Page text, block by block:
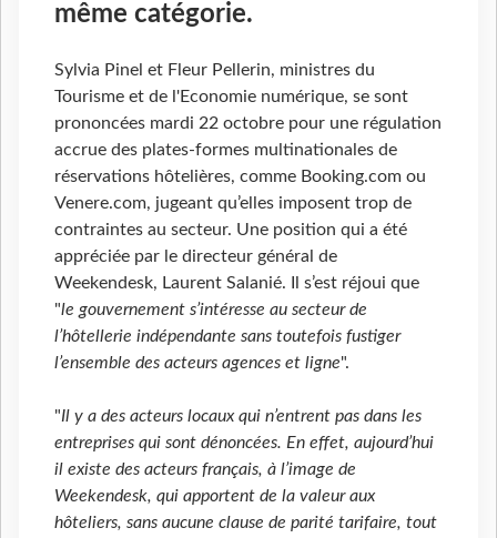
même catégorie.
Sylvia Pinel et Fleur Pellerin, ministres du
Tourisme et de l'Economie numérique, se sont
prononcées mardi 22 octobre pour une régulation
accrue des plates-formes multinationales de
réservations hôtelières, comme Booking.com ou
Venere.com, jugeant qu’elles imposent trop de
contraintes au secteur. Une position qui a été
appréciée par le directeur général de
Weekendesk, Laurent Salanié. Il s’est réjoui que
"le gouvernement s’intéresse au secteur de
l’hôtellerie indépendante sans toutefois fustiger
l’ensemble des acteurs agences et ligne".
"Il y a des acteurs locaux qui n’entrent pas dans les
entreprises qui sont dénoncées. En effet, aujourd’hui
il existe des acteurs français, à l’image de
Weekendesk, qui apportent de la valeur aux
hôteliers, sans aucune clause de parité tarifaire, tout